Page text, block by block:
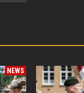
NEWS